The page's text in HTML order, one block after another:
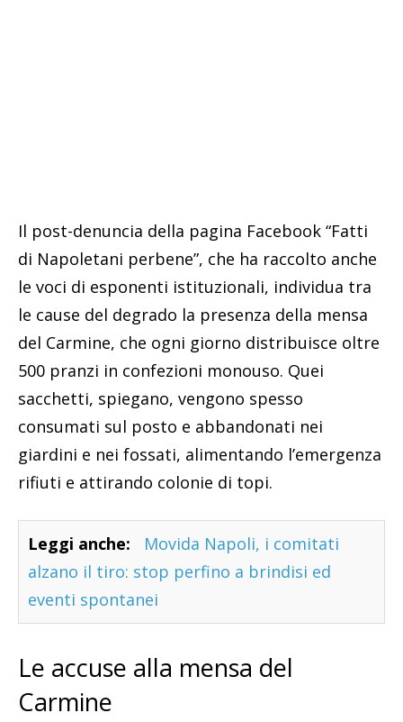
Il post-denuncia della pagina Facebook “Fatti
di Napoletani perbene”, che ha raccolto anche
le voci di esponenti istituzionali, individua tra
le cause del degrado la presenza della mensa
del Carmine, che ogni giorno distribuisce oltre
500 pranzi in confezioni monouso. Quei
sacchetti, spiegano, vengono spesso
consumati sul posto e abbandonati nei
giardini e nei fossati, alimentando l’emergenza
rifiuti e attirando colonie di topi.
Leggi anche:
Movida Napoli, i comitati
alzano il tiro: stop perfino a brindisi ed
eventi spontanei
Le accuse alla mensa del
Carmine